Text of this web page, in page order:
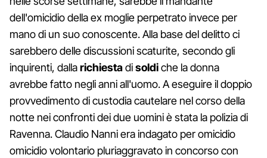
dell'omicidio della ex moglie perpetrato invece per
mano di un suo conoscente. Alla base del delitto ci
sarebbero delle discussioni scaturite, secondo gli
inquirenti, dallarichiestadisoldiche la donna
avrebbe fatto negli anni all'uomo. A eseguire il doppio
provvedimento di custodia cautelare nel corso della
notte nei confronti dei due uomini è stata la polizia di
Ravenna. Claudio Nanni era indagato per omicidio
omicidio volontario pluriaggravato in concorso con